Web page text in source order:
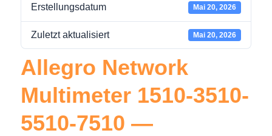
Erstellungsdatum Mai 20, 2026
Zuletzt aktualisiert Mai 20, 2026
Allegro Network
Multimeter 1510-3510-
5510-7510 —